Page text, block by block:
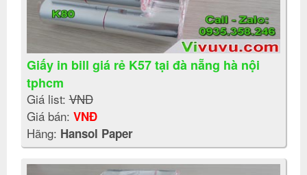
Giấy in bill giá rẻ K57 tại đà nẵng hà nội
tphcm
Giá list:VNĐ
Giá bán: VNĐ
Hãng: Hansol Paper